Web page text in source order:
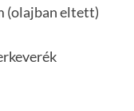
(olajban eltett)